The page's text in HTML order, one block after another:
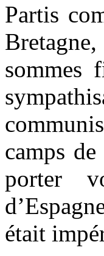
Partis
sommes
camps
porter
était